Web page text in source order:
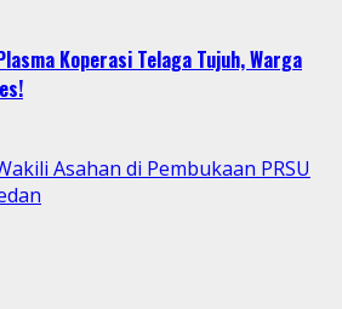
Koperasi Telaga Tujuh, Warga
Asahan di Pembukaan PRSU